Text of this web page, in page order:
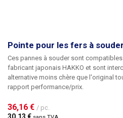
Pointe pour les fers à
Ces pannes à souder sont
fabricant japonais HAKKO et sont
alternative moins chère que l'original
rapport performance/prix.
36,16 € / pc.